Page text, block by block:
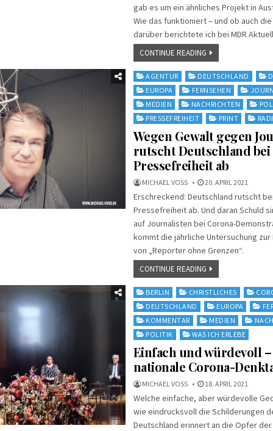
gab es um ein ähnliches Projekt in
Wie das funktioniert – und ob auch die
darüber berichtete ich bei MDR
CONTINUE READING
Posted
in
AGENTUR DEUTSCHLAND
EUROPA
FERNSEHEN
MEDIEN
NACHRICHTEN
PRESSEFREIHEIT
PRINT
Wegen Gewalt gegen
rutscht Deutschland
Pressefreiheit ab
MICHAEL VOSS 20. APRIL 2021
Erschreckend: Deutschland rutscht
Pressefreiheit ab. Und daran Schuld
auf Journalisten bei Corona-
kommt die jährliche Untersuchung
von „Reporter ohne Grenzen“.
CONTINUE READING
Posted
in
BERLIN CHRISTLICHES
DEUTSCHLAND
EUROPA
KOMMENTAR
MEDIEN
POLITIK
WAS ICH ERLEBE
Einfach und würdevoll
nationale Corona-
MICHAEL VOSS 18. APRIL 2021
Welche einfache, aber würdevolle
wie eindrucksvoll die Schilderungen
Deutschland erinnert an die Opfer der